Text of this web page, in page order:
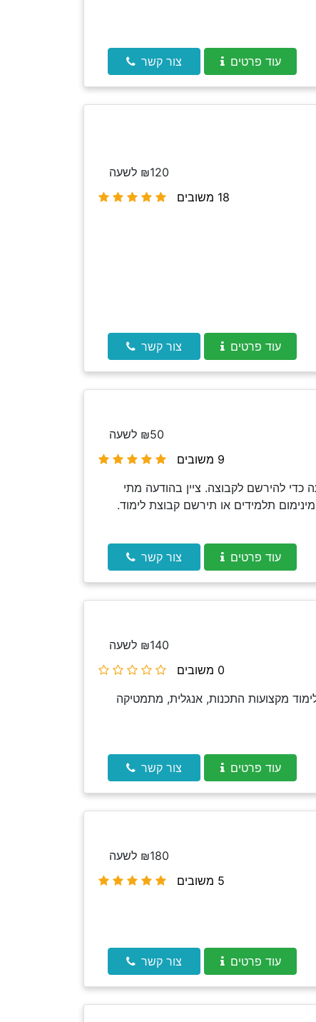
עוד פרטים צור קשר
18 משובים
₪120 לשעה
עוד פרטים צור קשר
9 משובים
₪50 לשעה
להירשם לקבוצה. ציין בהודעה מתי
תלמידים או תירשם קבוצת לימוד.
עוד פרטים צור קשר
0 משובים
₪140 לשעה
מקצועות התכנות, אנגלית, מתמטיקה
עוד פרטים צור קשר
5 משובים
₪180 לשעה
עוד פרטים צור קשר